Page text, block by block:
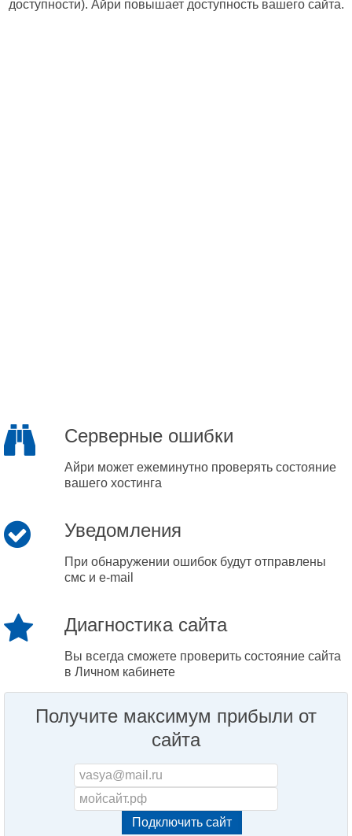
доступности). Айри повышает доступность вашего сайта.
Серверные ошибки
Айри может ежеминутно проверять состояние
вашего хостинга
Уведомления
При обнаружении ошибок будут отправлены
смс и e-mail
Диагностика сайта
Вы всегда сможете проверить состояние сайта
в Личном кабинете
Получите максимум прибыли от
сайта